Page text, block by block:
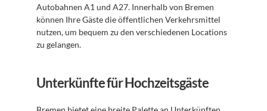
Autobahnen A1 und A27. Innerhalb von Bremen
können Ihre Gäste die öffentlichen Verkehrsmittel
nutzen, um bequem zu den verschiedenen Locations
zu gelangen.
Unterkünfte für Hochzeitsgäste